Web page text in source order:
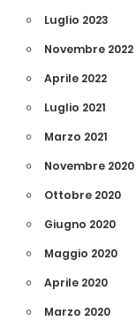
Luglio 2023
Novembre 2022
Aprile 2022
Luglio 2021
Marzo 2021
Novembre 2020
Ottobre 2020
Giugno 2020
Maggio 2020
Aprile 2020
Marzo 2020